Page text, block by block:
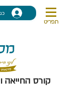
תפריט
קורס החייאה